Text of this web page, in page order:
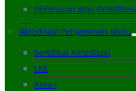
Himbauan Atas Gratifikasi
Akreditasi Penjaminan Mutu
Sertifikat Akreditasi
LKE
Area I